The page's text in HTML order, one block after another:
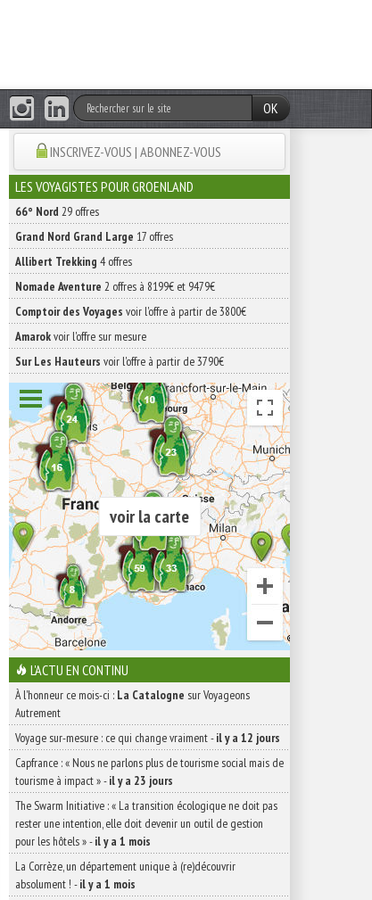
OK
INSCRIVEZ-VOUS | ABONNEZ-VOUS
LES VOYAGISTES POUR GROENLAND
66° Nord 29 offres
Grand Nord Grand Large 17 offres
Allibert Trekking 4 offres
Nomade Aventure 2 offres à 8199€ et 9479€
Comptoir des Voyages voir l'offre à partir de 3800€
Amarokvoir l'offre sur mesure
Sur Les Hauteurs voir l'offre à partir de 3790€
voir la carte
L'ACTU EN CONTINU
À l'honneur ce mois-ci : La Catalogne sur Voyageons
Autrement
Voyage sur-mesure : ce qui change vraiment-il y a 12 jours
Capfrance : « Nous ne parlons plus de tourisme social mais de
tourisme à impact »-il y a 23 jours
The Swarm Initiative : « La transition écologique ne doit pas
rester une intention, elle doit devenir un outil de gestion
pour les hôtels »-il y a 1 mois
La Corrèze, un département unique à (re)découvrir
absolument ! -il y a 1 mois